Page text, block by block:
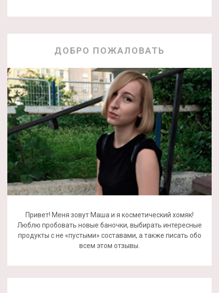
ДОБРО ПОЖАЛОВАТЬ
Привет! Меня зовут Маша и я косметический хомяк!
Люблю пробовать новые баночки, выбирать интересные
продукты с не «пустыми» составами, а также писать обо
всем этом отзывы.